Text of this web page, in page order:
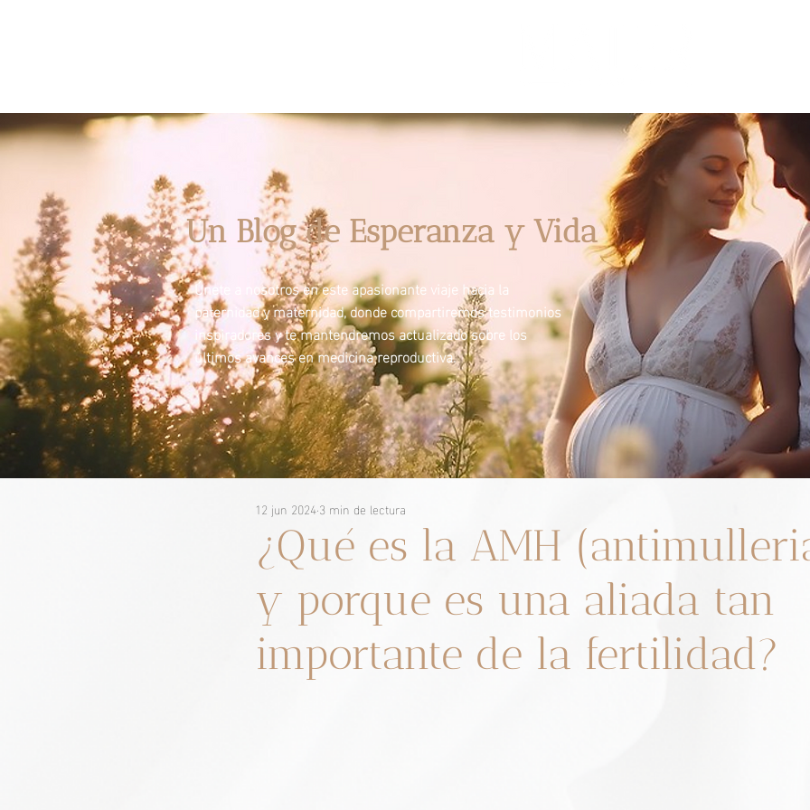
Un Blog de Esperanza y Vida
Únete a nosotros en este apasionante viaje hacia la
paternidad y maternidad, donde compartiremos testimonios
inspiradores y te mantendremos actualizado sobre los
últimos avances en medicina reproductiva.
¿Qué es la AMH
y porque es una aliada tan
importante de la fertilidad?
12 jun 20243 min de lectura